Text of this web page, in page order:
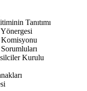
Tanıtımı
Komisyonu
Kurulu